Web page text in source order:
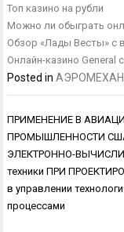
Топ казино на рубли
Можно ли обыграть
Обзор «Лады Весты» с
Онлайн-казино General
Posted in
Навигация
по
записям
ПРИМЕНЕНИЕ В
ПРОМЫШЛЕННОСТИ
ЭЛЕКТРОННО-
техники ПРИ
в управлении
процессами